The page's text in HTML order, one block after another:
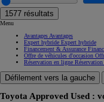
1577 résultats
Menu
Avantages Avantages
Expert hybride Expert hybride
Financement & Assurance
Offre de véhicules d'occasion
Réservation en ligne
Défilement vers la gauche
Toyota Approved Used :